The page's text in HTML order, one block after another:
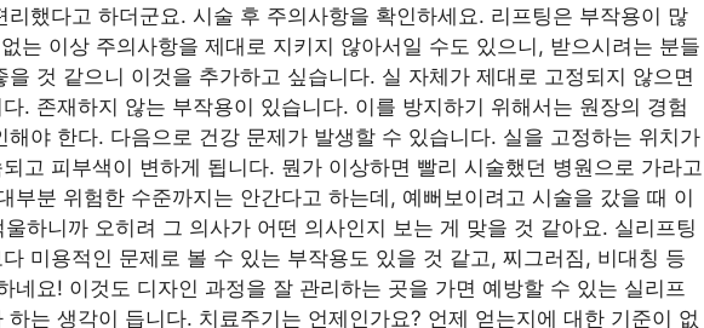
리했다고 하더군요. 시술 후 주의사항을 확인하세요. 리프팅은 부작용이 많
는 이상 주의사항을 제대로 지키지 않아서일 수도 있으니, 받으시려는 분들
을 것 같으니 이것을 추가하고 싶습니다. 실 자체가 제대로 고정되지 않으면
. 존재하지 않는 부작용이 있습니다. 이를 방지하기 위해서는 원장의 경험
해야 한다. 다음으로 건강 문제가 발생할 수 있습니다. 실을 고정하는 위치가
고 피부색이 변하게 됩니다. 뭔가 이상하면 빨리 시술했던 병원으로 가라고
부분 위험한 수준까지는 안간다고 하는데, 예뻐보이려고 시술을 갔을 때 이
하니까 오히려 그 의사가 어떤 의사인지 보는 게 맞을 것 같아요. 실리프팅
미용적인 문제로 볼 수 있는 부작용도 있을 것 같고, 찌그러짐, 비대칭 등
네요! 이것도 디자인 과정을 잘 관리하는 곳을 가면 예방할 수 있는 실리프
하는 생각이 듭니다. 치료주기는 언제인가요? 언제 얻는지에 대한 기준이 없